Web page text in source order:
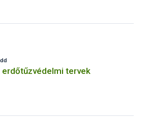
felügyeleti
(FELIR) kapcsolódó
tervek